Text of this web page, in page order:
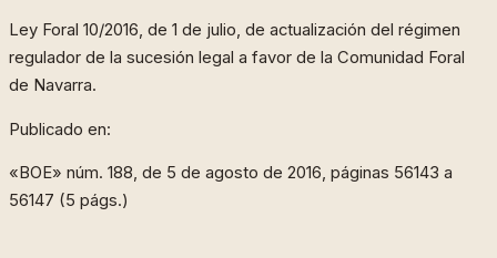
Ley Foral 10/2016, de 1 de julio, de actualización del régimen
regulador de la sucesión legal a favor de la Comunidad Foral
de Navarra.
Publicado en:
«BOE» núm. 188, de 5 de agosto de 2016, páginas 56143 a
56147 (5 págs.)